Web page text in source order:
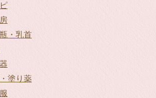
・乳首
塗り薬